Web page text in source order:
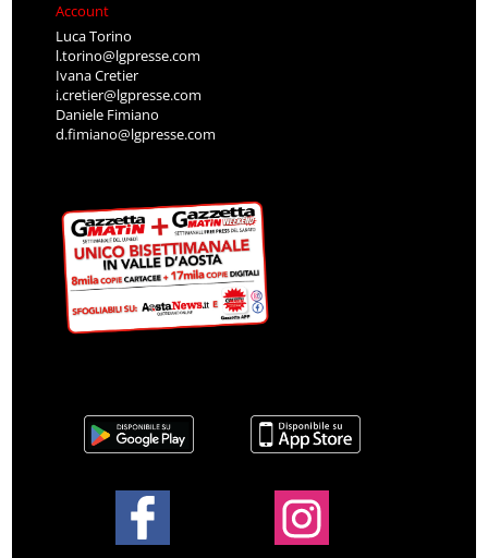
Account
Luca Torino
l.torino@lgpresse.com
Ivana Cretier
i.cretier@lgpresse.com
Daniele Fimiano
d.fimiano@lgpresse.com